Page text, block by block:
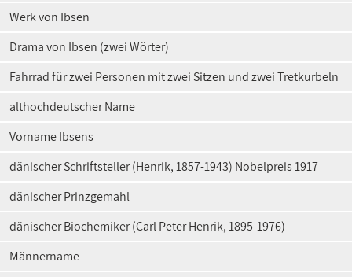
Werk von Ibsen
Drama von Ibsen (zwei Wörter)
Fahrrad für zwei Personen mit zwei Sitzen und zwei Tretkurbeln
althochdeutscher Name
Vorname Ibsens
dänischer Schriftsteller (Henrik, 1857-1943) Nobelpreis 1917
dänischer Prinzgemahl
dänischer Biochemiker (Carl Peter Henrik, 1895-1976)
Männername